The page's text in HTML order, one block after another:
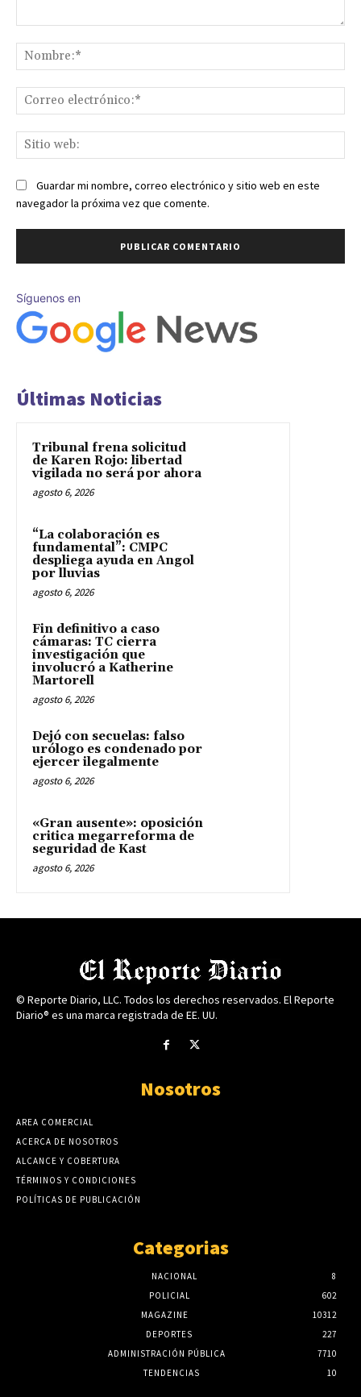
Guardar mi nombre, correo electrónico y sitio web en este
navegador la próxima vez que comente.
Síguenos en
Últimas Noticias
Tribunal frena solicitud
de Karen Rojo: libertad
vigilada no será por ahora
agosto 6, 2026
“La colaboración es
fundamental”: CMPC
despliega ayuda en Angol
por lluvias
agosto 6, 2026
Fin definitivo a caso
cámaras: TC cierra
investigación que
involucró a Katherine
Martorell
agosto 6, 2026
Dejó con secuelas: falso
urólogo es condenado por
ejercer ilegalmente
agosto 6, 2026
«Gran ausente»: oposición
critica megarreforma de
seguridad de Kast
agosto 6, 2026
© Reporte Diario, LLC. Todos los derechos reservados. El Reporte
Diario® es una marca registrada de EE. UU.
Nosotros
AREA COMERCIAL
ACERCA DE NOSOTROS
ALCANCE Y COBERTURA
TÉRMINOS Y CONDICIONES
POLÍTICAS DE PUBLICACIÓN
Categorias
NACIONAL
8
POLICIAL
602
MAGAZINE
10312
DEPORTES
227
ADMINISTRACIÓN PÚBLICA
7710
TENDENCIAS
10